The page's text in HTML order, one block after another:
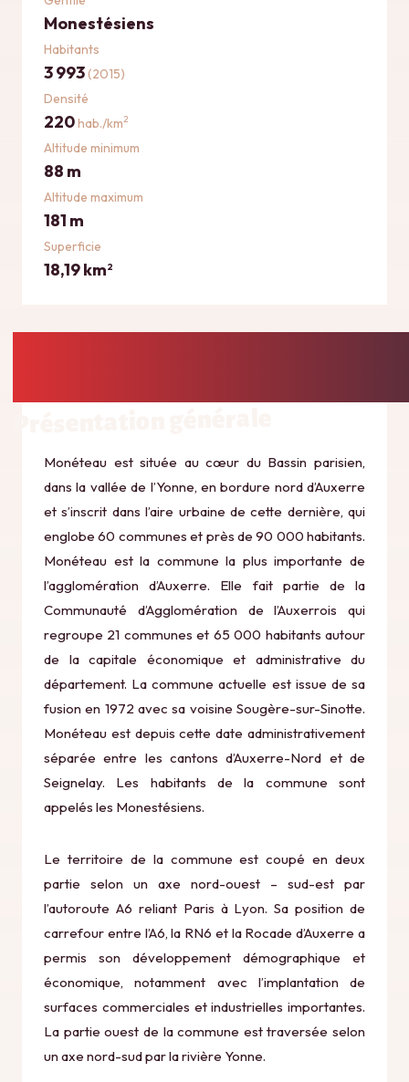
Monestésiens
Habitants
3 993(2015)
Densité
220hab./km2
Altitude minimum
88 m
Altitude maximum
181 m
Superficie
18,19 km2
Monéteau est située au cœur du Bassin parisien,
dans la vallée de l’Yonne, en bordure nord d’Auxerre
et s’inscrit dans l’aire urbaine de cette dernière, qui
englobe 60 communes et près de 90 000 habitants.
Monéteau est la commune la plus importante de
l’agglomération d’Auxerre. Elle fait partie de la
Communauté d’Agglomération de l’Auxerrois qui
regroupe 21 communes et 65 000 habitants autour
de la capitale économique et administrative du
département. La commune actuelle est issue de sa
fusion en 1972 avec sa voisine Sougère-sur-Sinotte.
Monéteau est depuis cette date administrativement
séparée entre les cantons d’Auxerre-Nord et de
Seignelay. Les habitants de la commune sont
appelés les Monestésiens.
Le territoire de la commune est coupé en deux
partie selon un axe nord-ouest – sud-est par
l’autoroute A6 reliant Paris à Lyon. Sa position de
carrefour entre l’A6, la RN6 et la Rocade d’Auxerre a
permis son développement démographique et
économique, notamment avec l’implantation de
surfaces commerciales et industrielles importantes.
La partie ouest de la commune est traversée selon
un axe nord-sud par la rivière Yonne.